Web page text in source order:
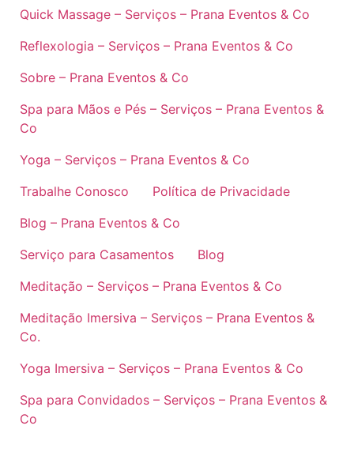
Quick Massage – Serviços – Prana Eventos & Co
Reflexologia – Serviços – Prana Eventos & Co
Sobre – Prana Eventos & Co
Spa para Mãos e Pés – Serviços – Prana Eventos &
Co
Yoga – Serviços – Prana Eventos & Co
Trabalhe Conosco
Política de Privacidade
Blog – Prana Eventos & Co
Serviço para Casamentos
Blog
Meditação – Serviços – Prana Eventos & Co
Meditação Imersiva – Serviços – Prana Eventos &
Co.
Yoga Imersiva – Serviços – Prana Eventos & Co
Spa para Convidados – Serviços – Prana Eventos &
Co